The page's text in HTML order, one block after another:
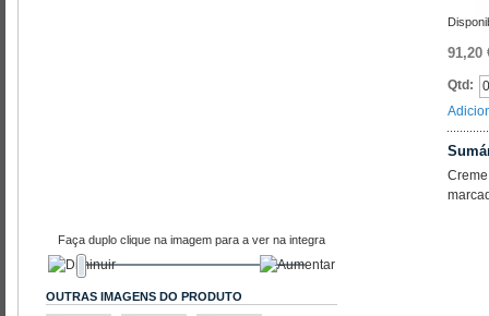
91,20
Qtd:
Faça duplo clique na imagem para a ver na integra
OUTRAS IMAGENS DO PRODUTO